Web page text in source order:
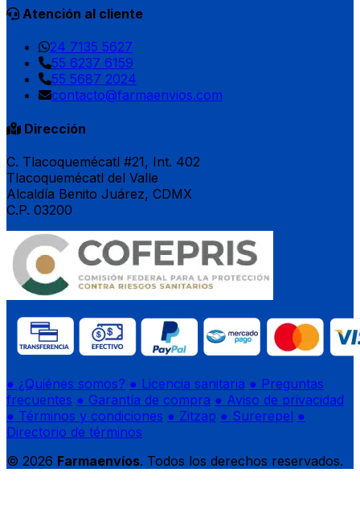
Atención al cliente
24 7135 5627
55 6237 6159
55 5687 2024
contacto@farmaenvios.com
Dirección
C. Tlacoquemécatl #21, Int. 402
Tlacoquemécatl del Valle
Alcaldía Benito Juárez, CDMX
C.P. 03200
● ¿Quiénes somos? ● Licencia sanitaria ● Preguntas
frecuentes ● Garantía de compra ● Aviso de privacidad
● Términos y condiciones ● Zitzap ● Surerepel ●
Directorio de términos
© 2026 Farmaenvíos. Todos los derechos reservados.